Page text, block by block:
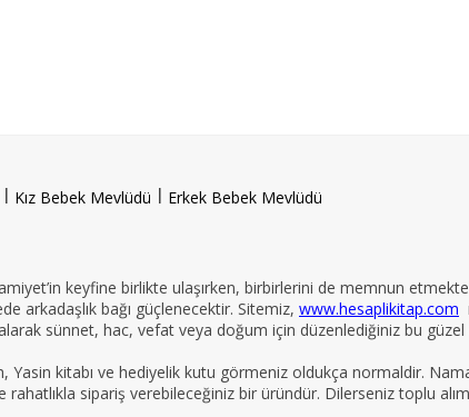
l Kız Bebek Mevlüdü l Erkek Bebek Mevlüdü
keyfine birlikte ulaşırken, birbirlerini de memnun
arkadaşlık bağı güçlenecektir. Sitemiz, www.hesaplikitap.com
sünnet, hac, vefat veya doğum için düzenlediğiniz bu güzel
kitabı ve hediyelik kutu görmeniz oldukça normaldir.
sipariş verebileceğiniz bir üründür. Dilerseniz toplu